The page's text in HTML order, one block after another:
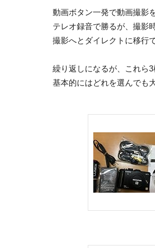
動画ボタン一発で動画撮影
テレオ録音で勝るが、撮影
撮影へとダイレクトに移行
繰り返しになるが、これら
基本的にはどれを選んでも